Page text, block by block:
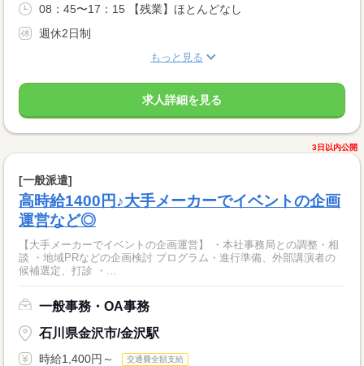
08：45〜17：15 【残業】ほとんどなし
週休2日制
もっと見る
求人詳細を見る
3日以内公開
[一般派遣]
高時給1400円♪大手メーカーでイベントの企画
運営など◎
【大手メーカーでイベントの企画運営】 ・本社事務局との調整・相
談 ・地域PRなどの企画検討 プログラム・進行準備、外部講演者の
候補選定、打診 ・...
一般事務・OA事務
石川県金沢市/金沢駅
時給1,400円～ 交通費全額支給